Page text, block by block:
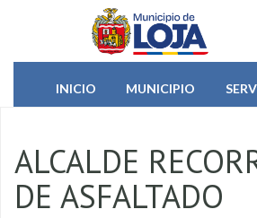
Pasar al contenido principal
INICIO
MUNICIPIO
ALCALDE
DE ASFALTADO